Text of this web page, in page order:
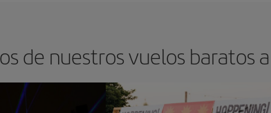
de nuestros vuelos baratos